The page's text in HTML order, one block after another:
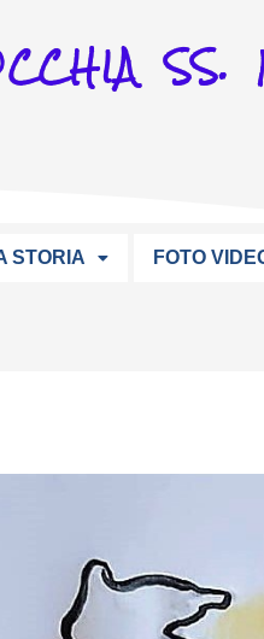
STORIA FOTO